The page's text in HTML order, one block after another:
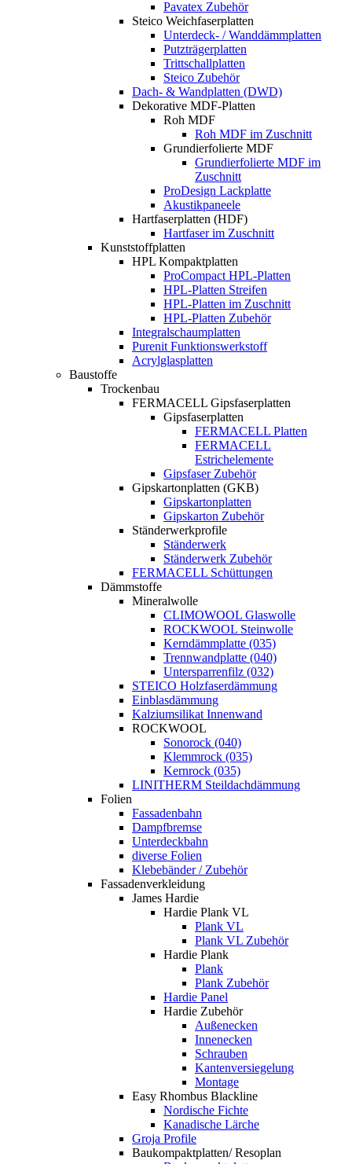
Pavatex Zubehör
Steico Weichfaserplatten
Unterdeck- / Wanddämmplatten
Putzträgerplatten
Trittschallplatten
Steico Zubehör
Dach- & Wandplatten (DWD)
Dekorative MDF-Platten
Roh MDF
Roh MDF im Zuschnitt
Grundierfolierte MDF
Grundierfolierte MDF im
Zuschnitt
ProDesign Lackplatte
Akustikpaneele
Hartfaserplatten (HDF)
Hartfaser im Zuschnitt
Kunststoffplatten
HPL Kompaktplatten
ProCompact HPL-Platten
HPL-Platten Streifen
HPL-Platten im Zuschnitt
HPL-Platten Zubehör
Integralschaumplatten
Purenit Funktionswerkstoff
Acrylglasplatten
Baustoffe
Trockenbau
FERMACELL Gipsfaserplatten
Gipsfaserplatten
FERMACELL Platten
FERMACELL
Estrichelemente
Gipsfaser Zubehör
Gipskartonplatten (GKB)
Gipskartonplatten
Gipskarton Zubehör
Ständerwerkprofile
Ständerwerk
Ständerwerk Zubehör
FERMACELL Schüttungen
Dämmstoffe
Mineralwolle
CLIMOWOOL Glaswolle
ROCKWOOL Steinwolle
Kerndämmplatte (035)
Trennwandplatte (040)
Untersparrenfilz (032)
STEICO Holzfaserdämmung
Einblasdämmung
Kalziumsilikat Innenwand
ROCKWOOL
Sonorock (040)
Klemmrock (035)
Kernrock (035)
LINITHERM Steildachdämmung
Folien
Fassadenbahn
Dampfbremse
Unterdeckbahn
diverse Folien
Klebebänder / Zubehör
Fassadenverkleidung
James Hardie
Hardie Plank VL
Plank VL
Plank VL Zubehör
Hardie Plank
Plank
Plank Zubehör
Hardie Panel
Hardie Zubehör
Außenecken
Innenecken
Schrauben
Kantenversiegelung
Montage
Easy Rhombus Blackline
Nordische Fichte
Kanadische Lärche
Groja Profile
Baukompaktplatten/ Resoplan